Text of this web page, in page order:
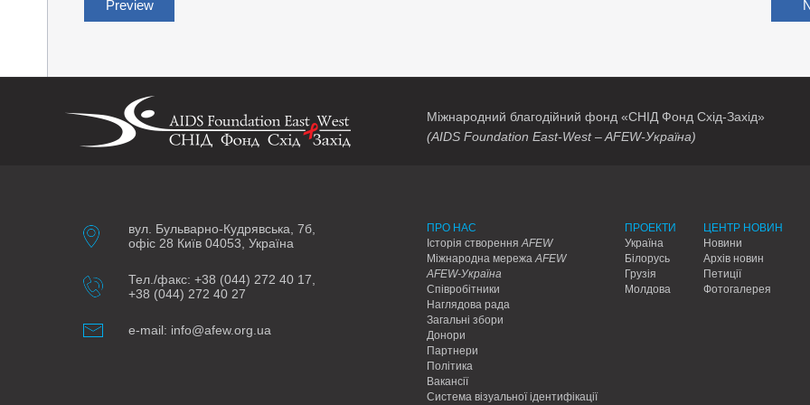
Preview
Міжнародний благодійний фонд «СНІД Фонд Схід-Захід»
(AIDS Foundation East-West – AFEW-Україна)
вул. Бульварно-Кудрявська, 7б,
офіс 28 Київ 04053, Україна
Тел./факс: +38 (044) 272 40 17,
+38 (044) 272 40 27
e-mail: info@afew.org.ua
ПРО НАС
Історія створенняAFEW
Міжнародна мережаAFEW
AFEW-Україна
Співробітники
Наглядова рада
Загальні збори
Донори
Партнери
Політика
Вакансії
Система візуальної ідентифікації
ПРОЕКТИ
Україна
Білорусь
Грузія
Молдова
ЦЕНТР НОВИН
Новини
Архів новин
Петиції
Фотогалерея